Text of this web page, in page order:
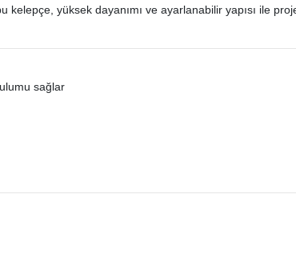
yüksek dayanımı ve ayarlanabilir yapısı ile
sağlar